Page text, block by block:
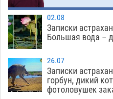
02.08
Записки
Большая вода –
26.07
Записки
горбун, дикий
фотоловушек